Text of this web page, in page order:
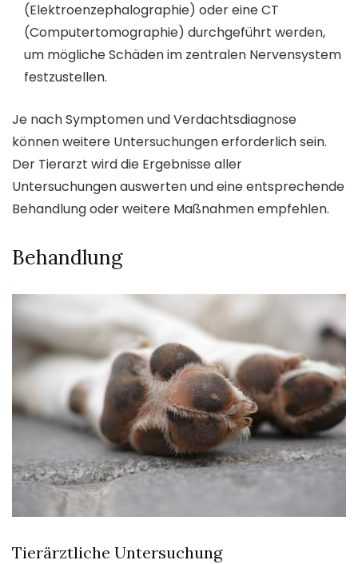
(Elektroenzephalographie) oder eine CT
(Computertomographie) durchgeführt werden,
um mögliche Schäden im zentralen Nervensystem
festzustellen.
Je nach Symptomen und Verdachtsdiagnose
können weitere Untersuchungen erforderlich sein.
Der Tierarzt wird die Ergebnisse aller
Untersuchungen auswerten und eine entsprechende
Behandlung oder weitere Maßnahmen empfehlen.
Behandlung
Tierärztliche Untersuchung